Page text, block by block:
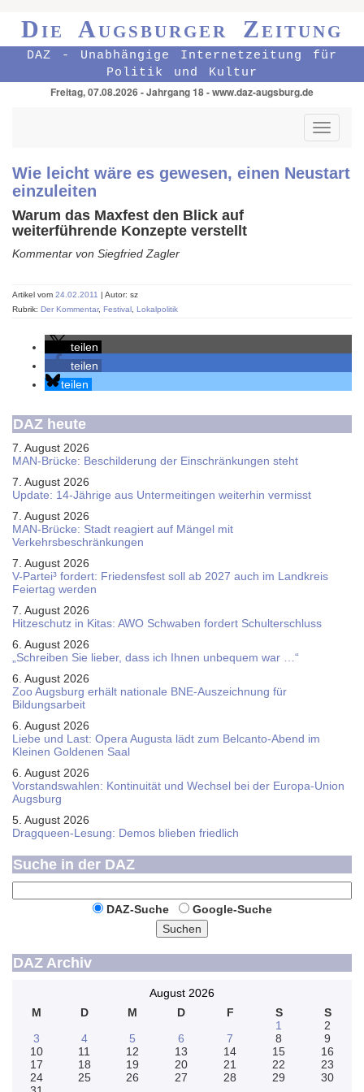
Die Augsburger Zeitung
DAZ - Unabhängige Internetzeitung für
Politik und Kultur
Freitag, 07.08.2026 - Jahrgang 18 - www.daz-augsburg.de
Toggle
Wie leicht wäre es gewesen, einen Neustart
einzuleiten
Warum das Maxfest den Blick auf
weiterführende Konzepte verstellt
Kommentar von Siegfried Zagler
Artikel vom 24.02.2011 | Autor: sz
Rubrik: Der Kommentar, Festival Lokalpolitik
teilen
teilen
teilen
DAZ heute
7. August 2026
MAN-Brücke: Beschilderung der Einschränkungen steht
7. August 2026
Update: 14-Jährige aus Untermeitingen weiterhin vermisst
7. August 2026
MAN-Brücke: Stadt reagiert auf Mängel mit
Verkehrsbeschränkungen
7. August 2026
V-Partei­³ fordert: Friedens­fest soll ab 2027 auch im Land­kreis
Feier­tag werden
7. August 2026
Hitzeschutz in Kitas: AWO Schwaben fordert Schulterschluss
6. August 2026
„Schreiben Sie lieber, dass ich Ihnen unbequem war …“
6. August 2026
Zoo Augsburg erhält nationale BNE-Auszeichnung für
Bildungsarbeit
6. August 2026
Liebe und Last: Opera Augusta lädt zum Belcanto-Abend im
Kleinen Goldenen Saal
6. August 2026
Vorstandswahlen: Kontinuität und Wechsel bei der Europa-Union
Augsburg
5. August 2026
Dragqueen-Lesung: Demos blieben friedlich
Suche in der DAZ
DAZ-Suche
Google-Suche
Suchen
DAZ Archiv
August 2026
M
D M D F S
S
1
2
3
4 5 6 7 8
9
10
11 12 13 14 15
16
17
18 19 20 21 22
23
24
25 26 27 28 29
30